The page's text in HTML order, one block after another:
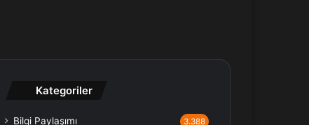
Kategoriler
Bilgi Paylaşımı 3.388